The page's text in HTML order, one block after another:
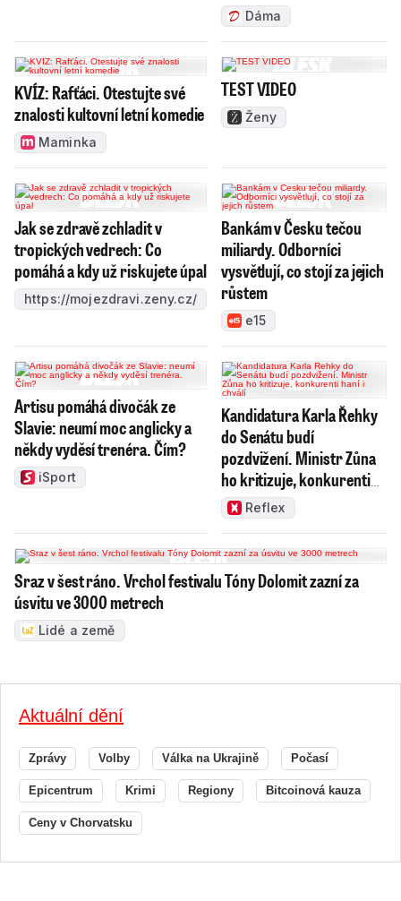
Dáma
KVÍZ: Rafťáci. Otestujte své
znalosti kultovní letní komedie
Maminka
TEST VIDEO
Ženy
Jak se zdravě zchladit v
tropických vedrech: Co
pomáhá a kdy už riskujete úpal
https://mojezdravi.zeny.cz/
Bankám v Česku tečou
miliardy. Odborníci
vysvětlují, co stojí za jejich
růstem
e15
Artisu pomáhá divočák ze
Slavie: neumí moc anglicky a
někdy vyděsí trenéra. Čím?
iSport
Kandidatura Karla Řehky
do Senátu budí
pozdvižení. Ministr Zůna
ho kritizuje, konkurenti
haní i chválí
Reflex
Sraz v šest ráno. Vrchol festivalu Tóny Dolomit zazní za
úsvitu ve 3000 metrech
Lidé a země
Aktuální dění
Zprávy Volby Válka na Ukrajině Počasí
Epicentrum Krimi Regiony Bitcoinová kauza
Ceny v Chorvatsku